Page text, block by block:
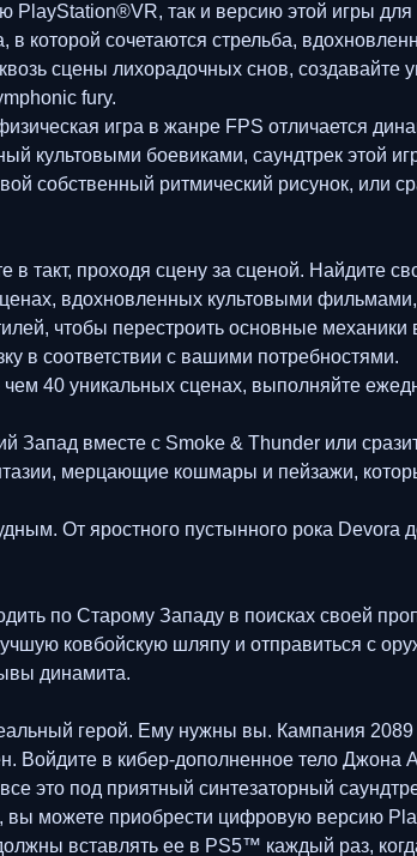
PlayStation®VR, так и версию этой игры
в которой сочетаются стрельба,
сцены лихорадочных снов,
fury.
игра в жанре FPS отличается
культовыми боевиками, саундтрек этой
собственный ритмический рисунок, или
такт, проходя сцену за сценой. Найдите
вдохновленных культовыми фильмами,
чтобы перестроить основные
в соответствии с вашими потребностями.
40 уникальных сценах, выполняйте
Запад вместе с Smoke & Thunder или
мерцающие кошмары и пейзажи,
От яростного пустынного рока Devora
по Старому Западу в поисках своей
ковбойскую шляпу и отправиться с
динамита.
герой. Ему нужны вы. Кампания
Войдите в кибер-дополненное тело
это под приятный синтезаторный
вы можете приобрести цифровую версию
вставлять ее в PS5™ каждый раз,